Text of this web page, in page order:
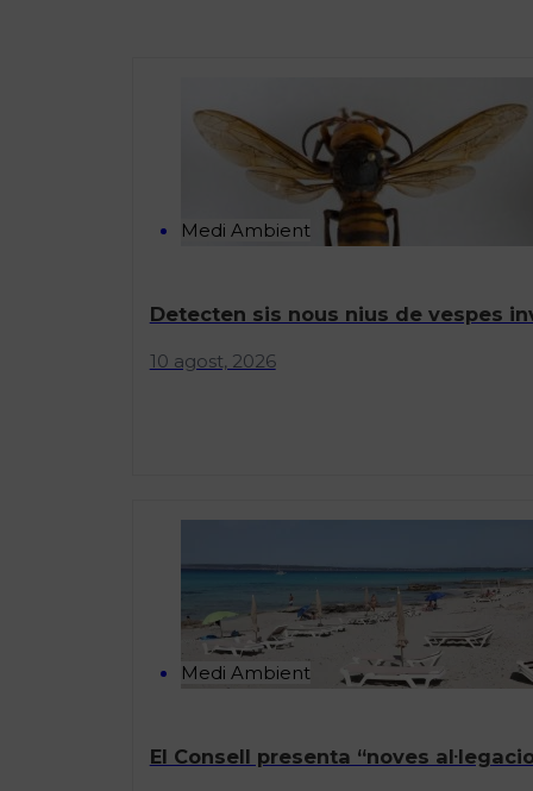
Medi Ambient
Detecten sis nous nius de vespes
10 agost, 2026
Medi Ambient
El Consell presenta “noves